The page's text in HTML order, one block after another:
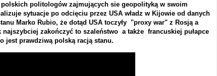
politologów zajmujących sie geopolityką w swoim
sytuacje po odcięciu przez USA władz w Kijowie od danych
Marko Rubio, że dotąd USA toczyły "proxy war" z Rosją a
zakończyć to szaleństwo a także francuskiej pułapce
jest prawdziwą polską racją stanu.